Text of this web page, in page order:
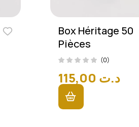
Box Héritage 50
Pièces
(0)
د.ت